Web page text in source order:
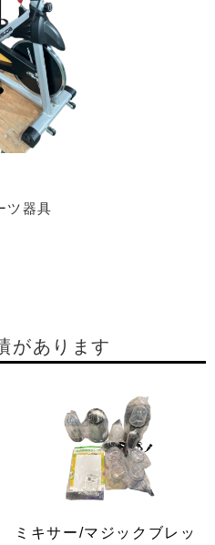
ツ器具
があります
ミキサー/マジックブレッ